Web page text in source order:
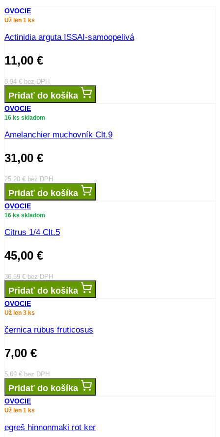
OVOCIE
Už len 1 ks
Actinidia arguta ISSAI-samoopelivá
11,00 €
8,94 € bez DPH
Pridať do košíka
OVOCIE
16 ks skladom
Amelanchier muchovník Clt.9
31,00 €
25,20 € bez DPH
Pridať do košíka
OVOCIE
16 ks skladom
Citrus 1/4 Clt.5
45,00 €
36,59 € bez DPH
Pridať do košíka
OVOCIE
Už len 3 ks
černica rubus fruticosus
7,00 €
5,69 € bez DPH
Pridať do košíka
OVOCIE
Už len 1 ks
egreš hinnonmaki rot ker